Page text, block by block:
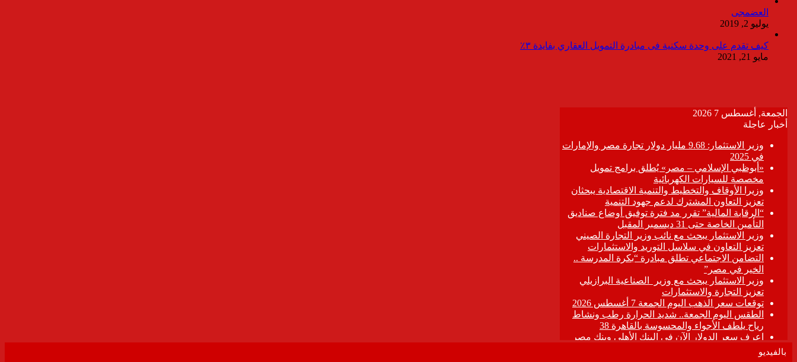
العضمجى
يوليو 2, 2019
كيف تقدم على وحدة سكنية فى مبادرة التمويل العقاري بفايدة ٣٪
مايو 21, 2021
بالفيديو